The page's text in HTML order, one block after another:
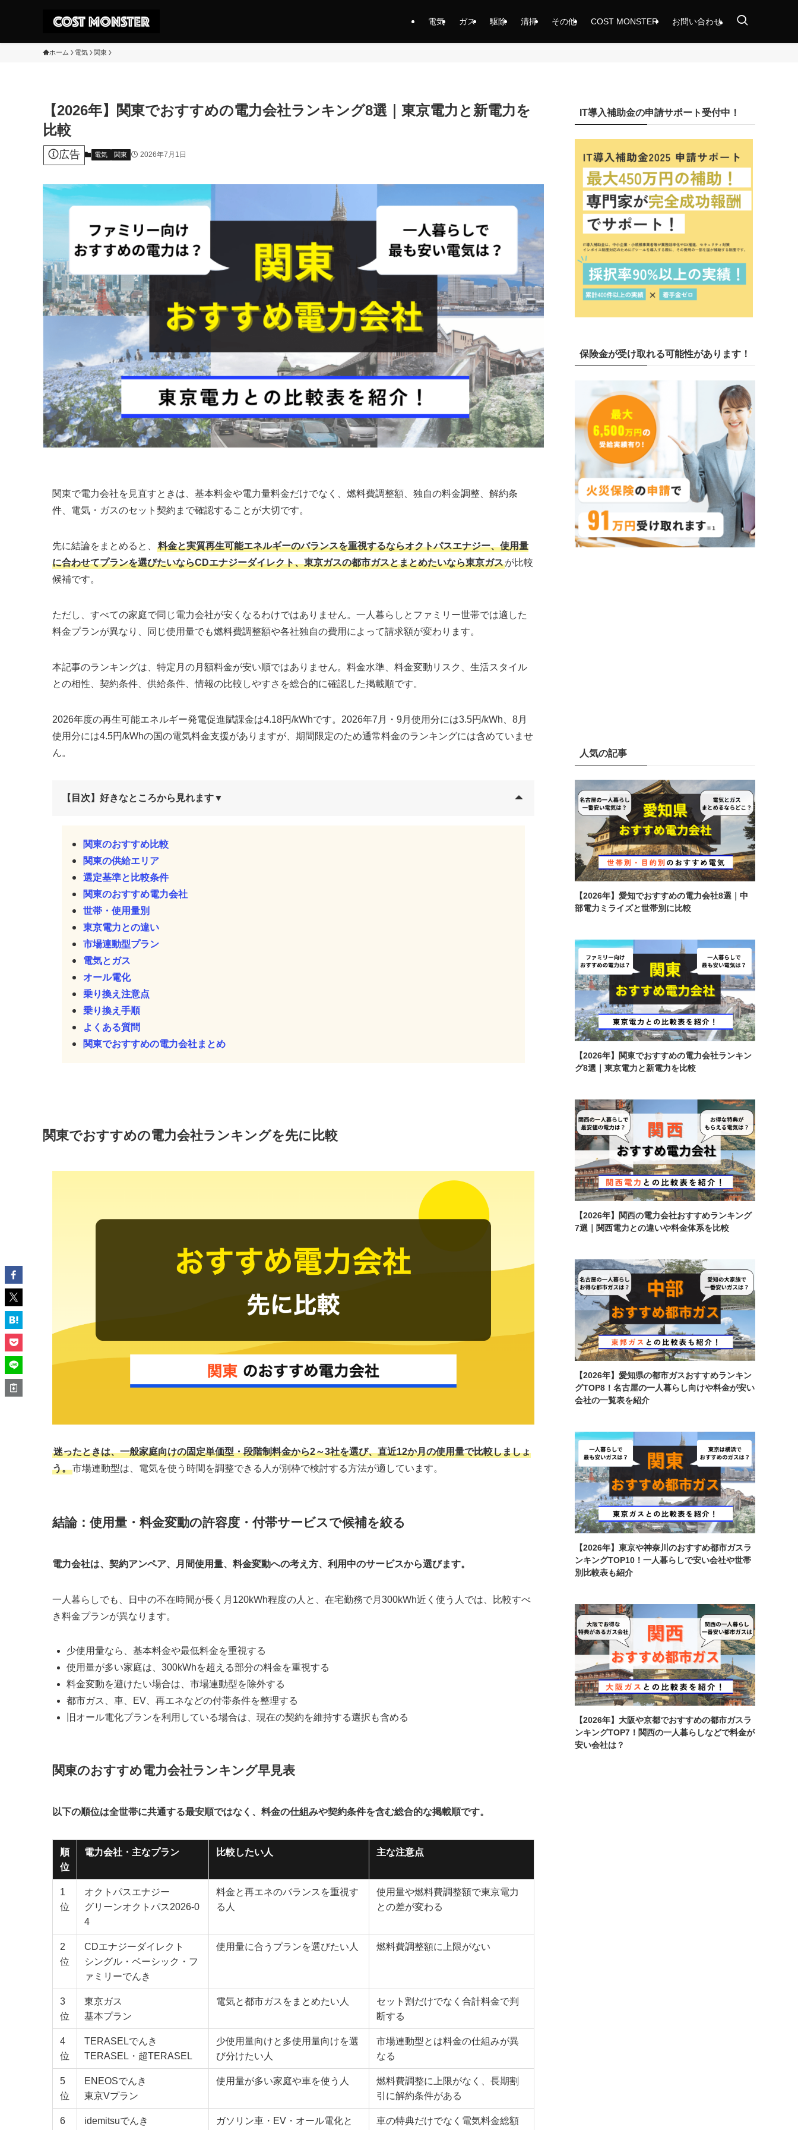
電気 ガス 駆除 清掃 その他 COST MONSTER お問い合わせ
ホーム 電気 関東
【2026年】関東でおすすめの電力会社ランキング8選｜東京電力と新電力を
比較
広告 電気 関東 2026年7月1日
関東で電力会社を見直すときは、基本料金や電力量料金だけでなく、燃料費調整額、独自の料金調整、解約条
件、電気・ガスのセット契約まで確認することが大切です。
先に結論をまとめると、
料金と実質再生可能エネルギーのバランスを重視するならオクトパスエナジー、使用量
に合わせてプランを選びたいならCDエナジーダイレクト、東京ガスの都市ガスとまとめたいなら東京ガスが比較
候補です。
ただし、すべての家庭で同じ電力会社が安くなるわけではありません。一人暮らしとファミリー世帯では適した
料金プランが異なり、同じ使用量でも燃料費調整額や各社独自の費用によって請求額が変わります。
本記事のランキングは、特定月の月額料金が安い順ではありません。料金水準、料金変動リスク、生活スタイル
との相性、契約条件、供給条件、情報の比較しやすさを総合的に確認した掲載順です。
2026年度の再生可能エネルギー発電促進賦課金は4.18円/kWhです。2026年7月・9月使用分には3.5円/kWh、8月
使用分には4.5円/kWhの国の電気料金支援がありますが、期間限定のため通常料金のランキングには含めていませ
ん。
【目次】好きなところから見れます▼
関東のおすすめ比較
関東の供給エリア
選定基準と比較条件
関東のおすすめ電力会社
世帯・使用量別
東京電力との違い
市場連動型プラン
電気とガス
オール電化
乗り換え注意点
乗り換え手順
よくある質問
関東でおすすめの電力会社まとめ
関東でおすすめの電力会社ランキングを先に比較
迷ったときは、一般家庭向けの固定単価型・段階制料金から2～3社を選び、直近12か月の使用量で比較しましょ
う。市場連動型は、電気を使う時間を調整できる人が別枠で検討する方法が適しています。
結論：使用量・料金変動の許容度・付帯サービスで候補を絞る
電力会社は、契約アンペア、月間使用量、料金変動への考え方、利用中のサービスから選びます。
一人暮らしでも、日中の不在時間が長く月120kWh程度の人と、在宅勤務で月300kWh近く使う人では、比較すべ
き料金プランが異なります。
少使用量なら、基本料金や最低料金を重視する
使用量が多い家庭は、300kWhを超える部分の料金を重視する
料金変動を避けたい場合は、市場連動型を除外する
都市ガス、車、EV、再エネなどの付帯条件を整理する
旧オール電化プランを利用している場合は、現在の契約を維持する選択も含める
関東のおすすめ電力会社ランキング早見表
以下の順位は全世帯に共通する最安順ではなく、料金の仕組みや契約条件を含む総合的な掲載順です。
順
位
電力会社・主なプラン 比較したい人 主な注意点
1
位
オクトパスエナジー
グリーンオクトパス2026-0
4
料金と再エネのバランスを重視す
る人
使用量や燃料費調整額で東京電力
との差が変わる
2
位
CDエナジーダイレクト
シングル・ベーシック・フ
ァミリーでんき
使用量に合うプランを選びたい人 燃料費調整額に上限がない
3
位
東京ガス
基本プラン
電気と都市ガスをまとめたい人
セット割だけでなく合計料金で判
断する
4
位
TERASELでんき
TERASEL・超TERASEL
少使用量向けと多使用量向けを選
び分けたい人
市場連動型とは料金の仕組みが異
なる
5
位
ENEOSでんき
東京Vプラン
使用量が多い家庭や車を使う人
燃料費調整に上限がなく、長期割
引に解約条件がある
6 idemitsuでんき ガソリン車・EV・オール電化と 車の特典だけでなく電気料金総額
IT導入補助金の申請サポート受付中！
保険金が受け取れる可能性があります！
人気の記事
【2026年】愛知でおすすめの電力会社8選｜中
部電力ミライズと世帯別に比較
【2026年】関東でおすすめの電力会社ランキン
グ8選｜東京電力と新電力を比較
【2026年】関西の電力会社おすすめランキング
7選｜関西電力との違いや料金体系を比較
【2026年】愛知県の都市ガスおすすめランキン
グTOP8！名古屋の一人暮らし向けや料金が安い
会社の一覧表を紹介
【2026年】東京や神奈川のおすすめ都市ガスラ
ンキングTOP10！一人暮らしで安い会社や世帯
別比較表も紹介
【2026年】大阪や京都でおすすめの都市ガスラ
ンキングTOP7！関西の一人暮らしなどで料金が
安い会社は？